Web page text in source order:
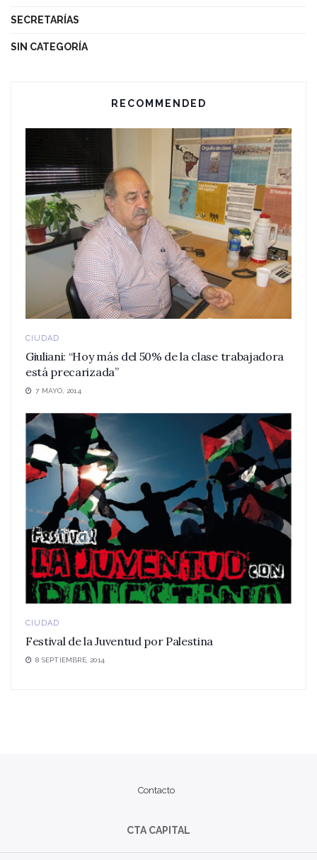
SECRETARÍAS
SIN CATEGORÍA
RECOMMENDED
CIUDAD
Giuliani: “Hoy más del 50% de la clase trabajadora
está precarizada”
7 MAYO, 2014
CIUDAD
Festival de la Juventud por Palestina
8 SEPTIEMBRE, 2014
Contacto
CTA CAPITAL